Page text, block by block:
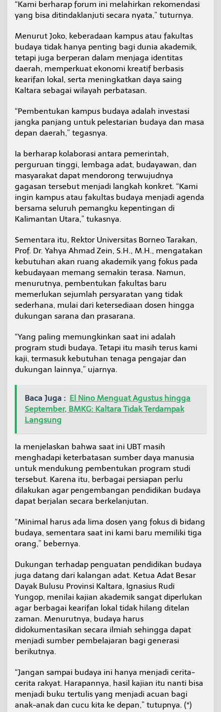
“Kami berharap forum ini melahirkan rekomendasi
yang bisa ditindaklanjuti secara nyata,” tuturnya.
Menurut Joko, keberadaan kampus atau fakultas
budaya tidak hanya penting bagi dunia akademik,
tetapi juga berperan dalam menjaga identitas
daerah, memperkuat ekonomi kreatif berbasis
kearifan lokal, serta meningkatkan daya saing
Kaltara sebagai wilayah perbatasan.
“Pembentukan kampus budaya adalah investasi
jangka panjang untuk pelestarian budaya dan masa
depan daerah,” tegasnya.
Ia berharap kolaborasi antara pemerintah,
perguruan tinggi, lembaga adat, budayawan, dan
masyarakat dapat mendorong terwujudnya
gagasan tersebut menjadi langkah konkret. “Kami
ingin kampus atau fakultas budaya menjadi agenda
bersama seluruh pemangku kepentingan di
Kalimantan Utara,” tukasnya.
Sementara itu, Rektor Universitas Borneo Tarakan,
Prof. Dr. Yahya Ahmad Zein, S.H., M.H., mengatakan
kebutuhan akan ruang akademik yang fokus pada
kebudayaan memang semakin terasa. Namun,
menurutnya, pembentukan fakultas baru
memerlukan sejumlah persyaratan yang tidak
sederhana, mulai dari ketersediaan dosen hingga
dukungan sarana dan prasarana.
“Yang paling memungkinkan saat ini adalah
program studi budaya. Tetapi itu masih terus kami
kaji, termasuk kebutuhan tenaga pengajar dan
dukungan lainnya,” ujarnya.
Baca Juga : El Nino Menguat Agustus hingga
September, BMKG: Kaltara Tidak Terdampak
Langsung
Ia menjelaskan bahwa saat ini UBT masih
menghadapi keterbatasan sumber daya manusia
untuk mendukung pembentukan program studi
tersebut. Karena itu, berbagai persiapan perlu
dilakukan agar pengembangan pendidikan budaya
dapat berjalan secara berkelanjutan.
“Minimal harus ada lima dosen yang fokus di bidang
budaya, sementara saat ini kami baru memiliki tiga
orang,” bebernya.
Dukungan terhadap penguatan pendidikan budaya
juga datang dari kalangan adat. Ketua Adat Besar
Dayak Bulusu Provinsi Kaltara, Ignasius Rudi
Yungop, menilai kajian akademik sangat diperlukan
agar berbagai kearifan lokal tidak hilang ditelan
zaman. Menurutnya, budaya harus
didokumentasikan secara ilmiah sehingga dapat
menjadi sumber pembelajaran bagi generasi
berikutnya.
“Jangan sampai budaya ini hanya menjadi cerita-
cerita rakyat. Harapannya, hasil kajian itu nanti bisa
menjadi buku tertulis yang menjadi acuan bagi
anak-anak dan cucu kita ke depan,” tutupnya. (*)